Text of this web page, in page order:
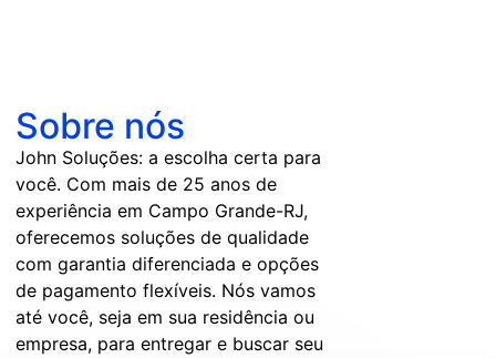
Sobre nós
John Soluções: a escolha certa para
você. Com mais de 25 anos de
experiência em Campo Grande-RJ,
oferecemos soluções de qualidade
com garantia diferenciada e opções
de pagamento flexíveis. Nós vamos
até você, seja em sua residência ou
empresa, para entregar e buscar seu